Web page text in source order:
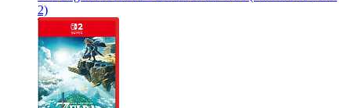
2)